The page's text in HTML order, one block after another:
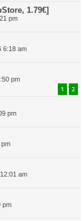
1.79€]
pm
6:18 am
pm
1 2
pm
pm
am
pm